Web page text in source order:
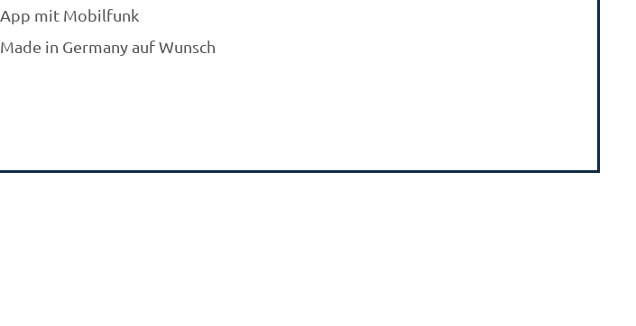
App mit Mobilfunk
Made in Germany auf Wunsch